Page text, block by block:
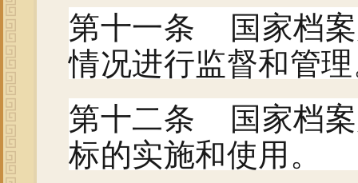
第十一条 国家档案
情况进行监督和管
第十二条 国家档案
标的实施和使用。